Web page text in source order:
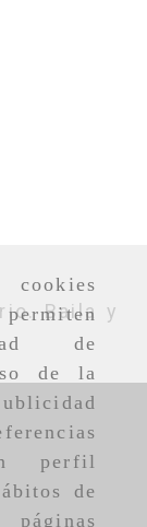
de
de la
perfil
de
páginas
Baila y